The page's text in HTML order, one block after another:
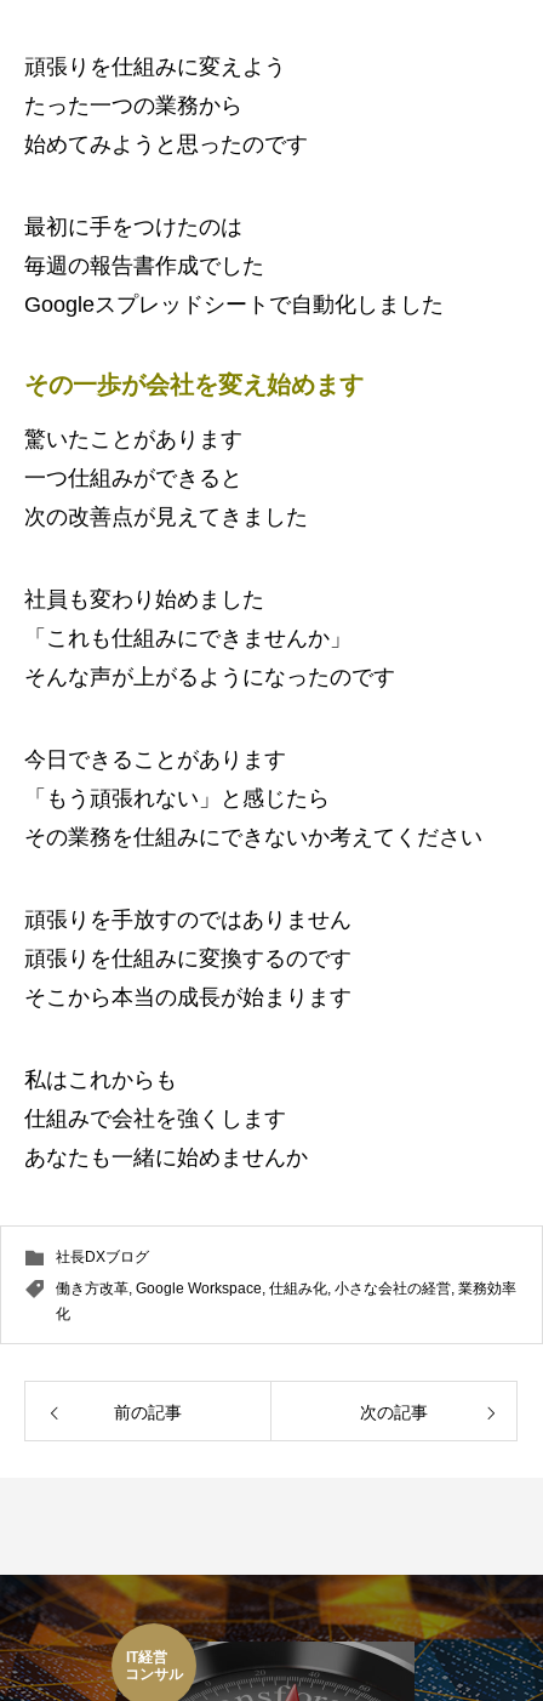
頑張りを仕組みに変えよう
たった一つの業務から
始めてみようと思ったのです
最初に手をつけたのは
毎週の報告書作成でした
Googleスプレッドシートで自動化しました
その一歩が会社を変え始めます
驚いたことがあります
一つ仕組みができると
次の改善点が見えてきました
社員も変わり始めました
「これも仕組みにできませんか」
そんな声が上がるようになったのです
今日できることがあります
「もう頑張れない」と感じたら
その業務を仕組みにできないか考えてください
頑張りを手放すのではありません
頑張りを仕組みに変換するのです
そこから本当の成長が始まります
私はこれからも
仕組みで会社を強くします
あなたも一緒に始めませんか
社長DXブログ
働き方改革, Google Workspace, 仕組み化, 小さな会社の経営, 業務効率
化
前の記事 次の記事
IT経営
コンサル